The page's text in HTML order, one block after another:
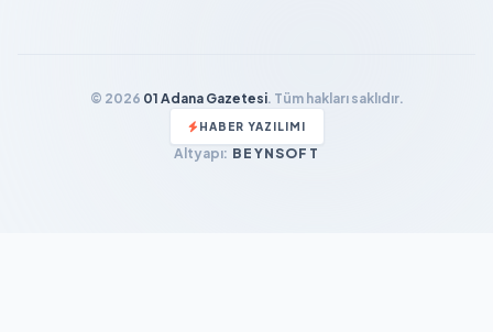
© 2026 01 Adana Gazetesi. Tüm hakları saklıdır.
HABER YAZILIMI
Altyapı: BEYNSOFT